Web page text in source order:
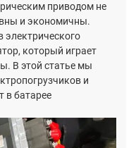
приводом не
и экономичны.
который играет
В этой статье мы
и
в батарее